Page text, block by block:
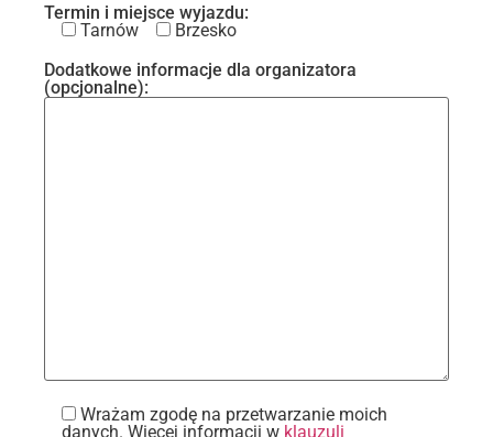
Termin i miejsce wyjazdu:
Tarnów
Brzesko
Dodatkowe informacje dla organizatora
(opcjonalne):
Wrażam zgodę na przetwarzanie moich
danych. Więcej informacji w klauzuli